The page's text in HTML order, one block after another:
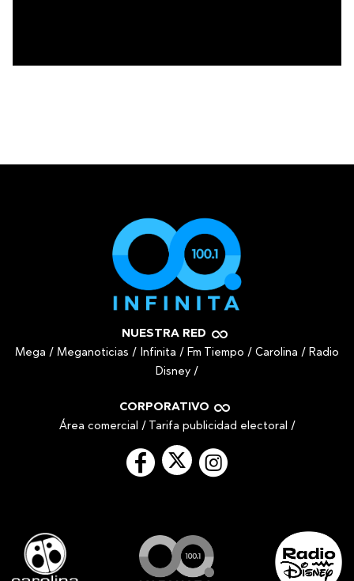
NUESTRA RED
Mega / Meganoticias / Infinita / Fm Tiempo / Carolina / Radio
Disney /
CORPORATIVO
Área comercial / Tarifa publicidad electoral /